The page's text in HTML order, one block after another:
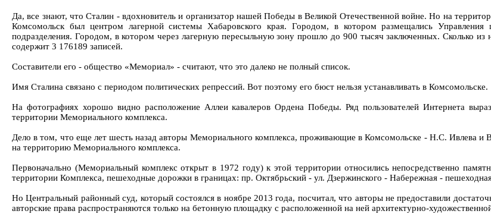
Да, все знают, что Сталин - вдохновитель и организатор нашей Победы в Великой Отечественной войне. Но на
Комсомольск был центром лагерной системы Хабаровского края. Городом, в котором размещались
подразделения. Городом, в котором через лагерную пересыльную зону прошло до 900 тысяч заключенных. Сколько
содержит 3 176189 записей.
Составители его - общество «Мемориал» - считают, что это далеко не полный список.
Имя Сталина связано с периодом политических репрессий. Вот поэтому его бюст нельзя устанавливать в Комсомольске.
На фотографиях хорошо видно расположение Аллеи кавалеров Ордена Победы. Ряд пользователей Интернета
территории Мемориального комплекса.
Дело в том, что еще лет шесть назад авторы Мемориального комплекса, проживающие в Комсомольске - Н.С. Ивлева и
на территорию Мемориального комплекса.
Первоначально (Мемориальный комплекс открыт в 1972 году) к этой территории относились непосредственно
территории Комплекса, пешеходные дорожки в границах: пр. Октябрьский - ул. Дзержинского - Набережная -
Но Центральный районный суд, который состоялся в ноябре 2013 года, посчитал, что авторы не предоставили
авторские права распространяются только на бетонную площадку с расположенной на ней архитектурно-